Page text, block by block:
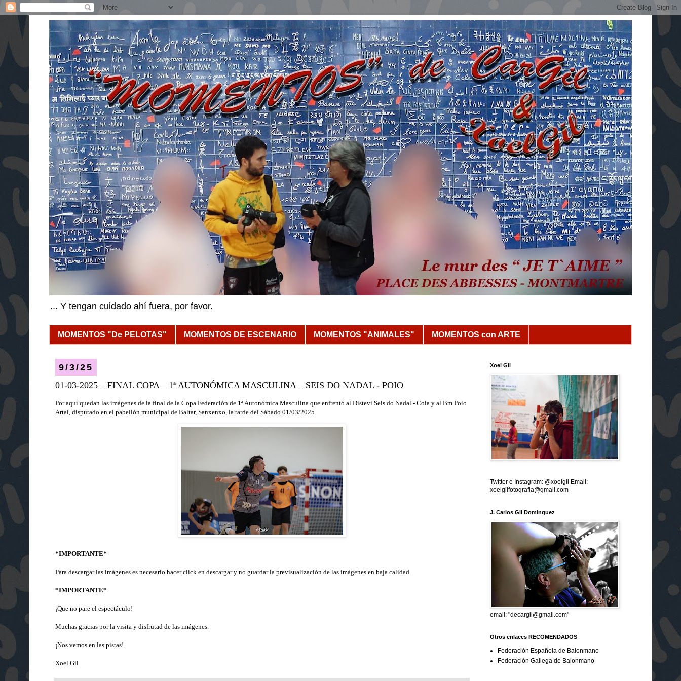
... Y tengan cuidado ahí fuera, por favor.
MOMENTOS "De PELOTAS" MOMENTOS DE ESCENARIO MOMENTOS "ANIMALES" MOMENTOS con ARTE
9/3/25
01-03-2025 _ FINAL COPA _ 1ª AUTONÓMICA MASCULINA _ SEIS DO NADAL - POIO
Por aquí quedan las imágenes de la final de la Copa Federación de 1ª Autonómica Masculina que enfrentó al Distevi Seis do Nadal - Coia y al Bm Poio
Artai, disputado en el pabellón municipal de Baltar, Sanxenxo, la tarde del Sábado 01/03/2025.
*IMPORTANTE*
Para descargar las imágenes es necesario hacer click en descargar y no guardar la previsualización de las imágenes en baja calidad.
*IMPORTANTE*
¡Que no pare el espectáculo!
Muchas gracias por la visita y disfrutad de las imágenes.
¡Nos vemos en las pistas!
Xoel Gil
Xoel Gil
Twitter e Instagram: @xoelgil Email:
xoelgilfotografia@gmail.com
J. Carlos Gil Dominguez
email: "decargil@gmail.com"
Otros enlaces RECOMENDADOS
Federación Española de Balonmano
Federación Gallega de Balonmano